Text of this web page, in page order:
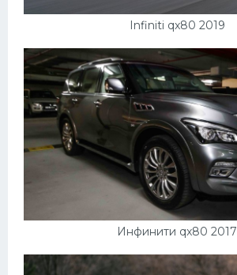
Infiniti qx80 2019
Инфинити qx80 2017